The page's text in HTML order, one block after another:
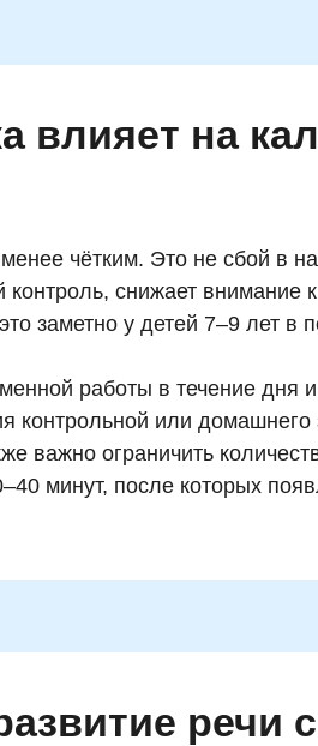
влияет на
чётким. Это не сбой в
контроль, снижает
заметно у детей 7–9 лет в
работы в течение дня
контрольной или
важно ограничить
минут, после которых
речи